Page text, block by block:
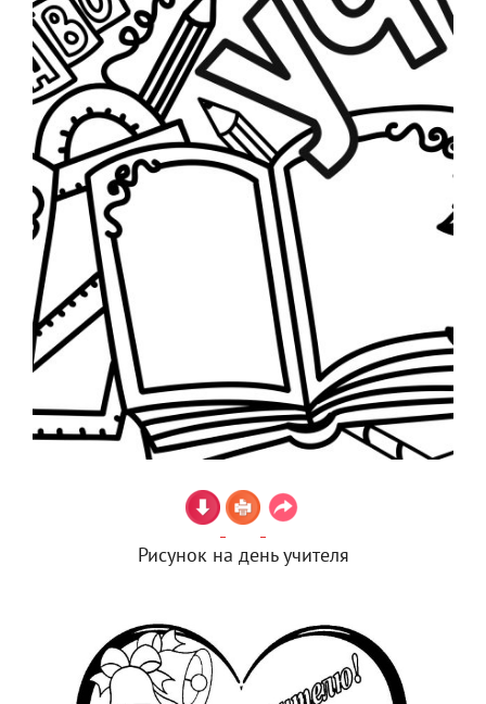
Рисунок на день учителя